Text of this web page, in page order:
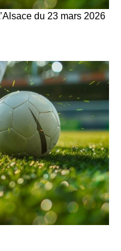
du 23 mars 2026